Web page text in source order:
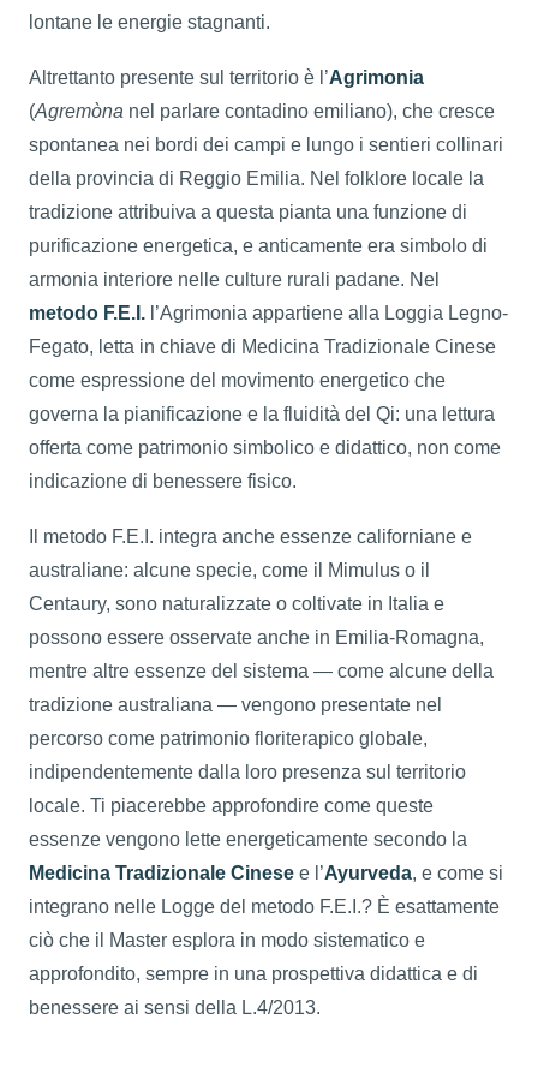
lontane le energie stagnanti.
Altrettanto presente sul territorio è l’Agrimonia
(Agremòna nel parlare contadino emiliano), che cresce
spontanea nei bordi dei campi e lungo i sentieri collinari
della provincia di Reggio Emilia. Nel folklore locale la
tradizione attribuiva a questa pianta una funzione di
purificazione energetica, e anticamente era simbolo di
armonia interiore nelle culture rurali padane. Nel
metodo F.E.I. l’Agrimonia appartiene alla Loggia Legno-
Fegato, letta in chiave di Medicina Tradizionale Cinese
come espressione del movimento energetico che
governa la pianificazione e la fluidità del Qi: una lettura
offerta come patrimonio simbolico e didattico, non come
indicazione di benessere fisico.
Il metodo F.E.I. integra anche essenze californiane e
australiane: alcune specie, come il Mimulus o il
Centaury, sono naturalizzate o coltivate in Italia e
possono essere osservate anche in Emilia-Romagna,
mentre altre essenze del sistema — come alcune della
tradizione australiana — vengono presentate nel
percorso come patrimonio floriterapico globale,
indipendentemente dalla loro presenza sul territorio
locale. Ti piacerebbe approfondire come queste
essenze vengono lette energeticamente secondo la
Medicina Tradizionale Cinese e l’Ayurveda, e come si
integrano nelle Logge del metodo F.E.I.? È esattamente
ciò che il Master esplora in modo sistematico e
approfondito, sempre in una prospettiva didattica e di
benessere ai sensi della L.4/2013.